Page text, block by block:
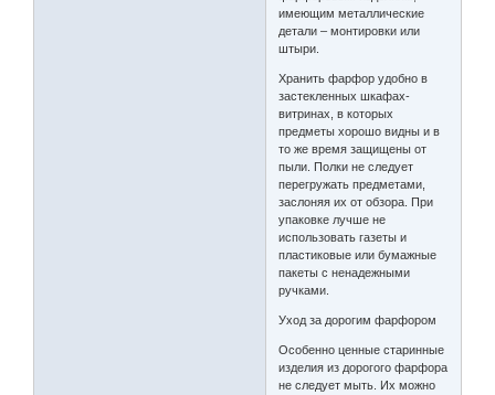
имеющим металлические
детали – монтировки или
штыри.
Хранить фарфор удобно в
застекленных шкафах-
витринах, в которых
предметы хорошо видны и в
то же время защищены от
пыли. Полки не следует
перегружать предметами,
заслоняя их от обзора. При
упаковке лучше не
использовать газеты и
пластиковые или бумажные
пакеты с ненадежными
ручками.
Уход за дорогим фарфором
Особенно ценные старинные
изделия из дорогого фарфора
не следует мыть. Их можно